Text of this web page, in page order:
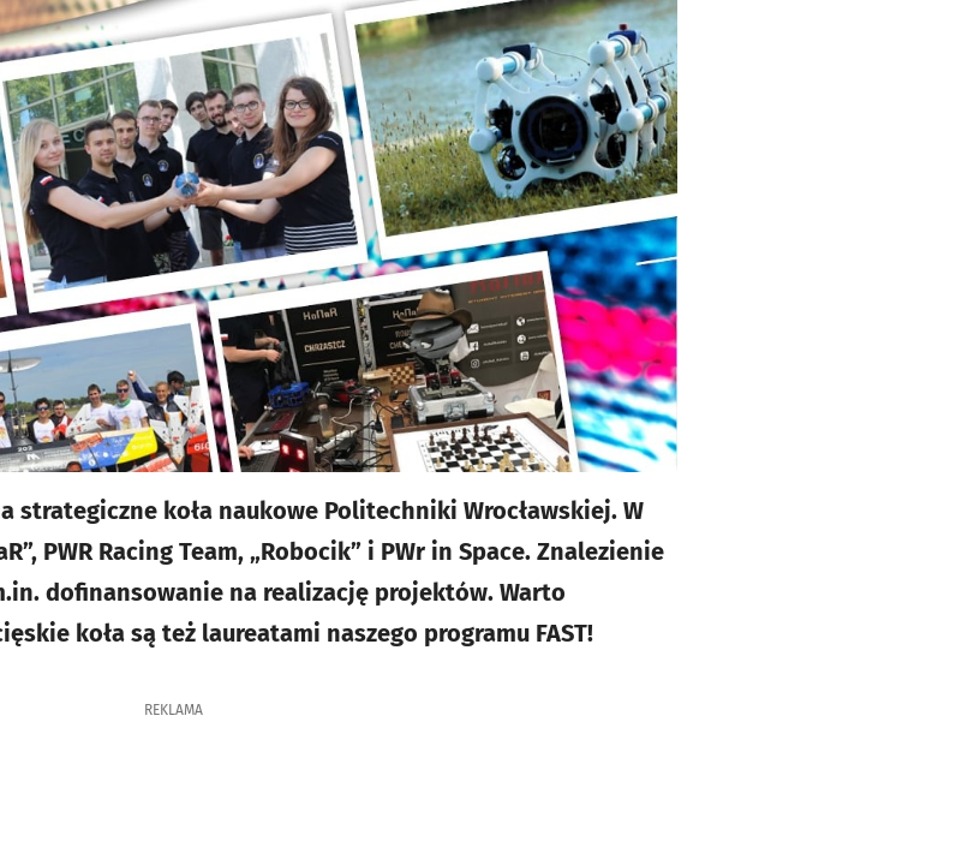
strategiczne koła naukowe Politechniki Wrocławskiej. W
PWR Racing Team, „Robocik” i PWr in Space. Znalezienie
dofinansowanie na realizację projektów. Warto
koła są też laureatami naszego programu FAST!
REKLAMA